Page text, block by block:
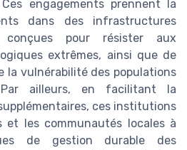
engagements prennent la
dans des infrastructures
pour résister aux
extrêmes, ainsi que de
la vulnérabilité des populations
ailleurs, en facilitant la
ces institutions
et les communautés locales à
de gestion durable des